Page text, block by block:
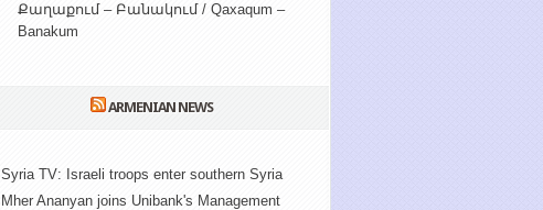
Քաղաքում – Բանակում / Qaxaqum –
Banakum
ARMENIAN NEWS
Syria TV: Israeli troops enter southern Syria
Mher Ananyan joins Unibank's Management